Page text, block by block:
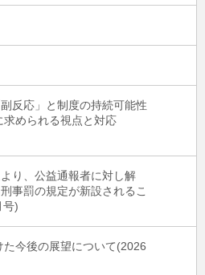
反応」と制度の持続可能性
められる視点と対応
り、公益通報者に対し解
事罰の規定が新設されるこ
号)
今後の展望について(2026